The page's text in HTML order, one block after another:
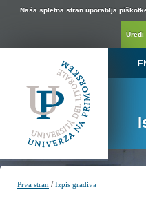
Naša spletna stran uporablja
Uredi
Prva stran /Izpis gradiva